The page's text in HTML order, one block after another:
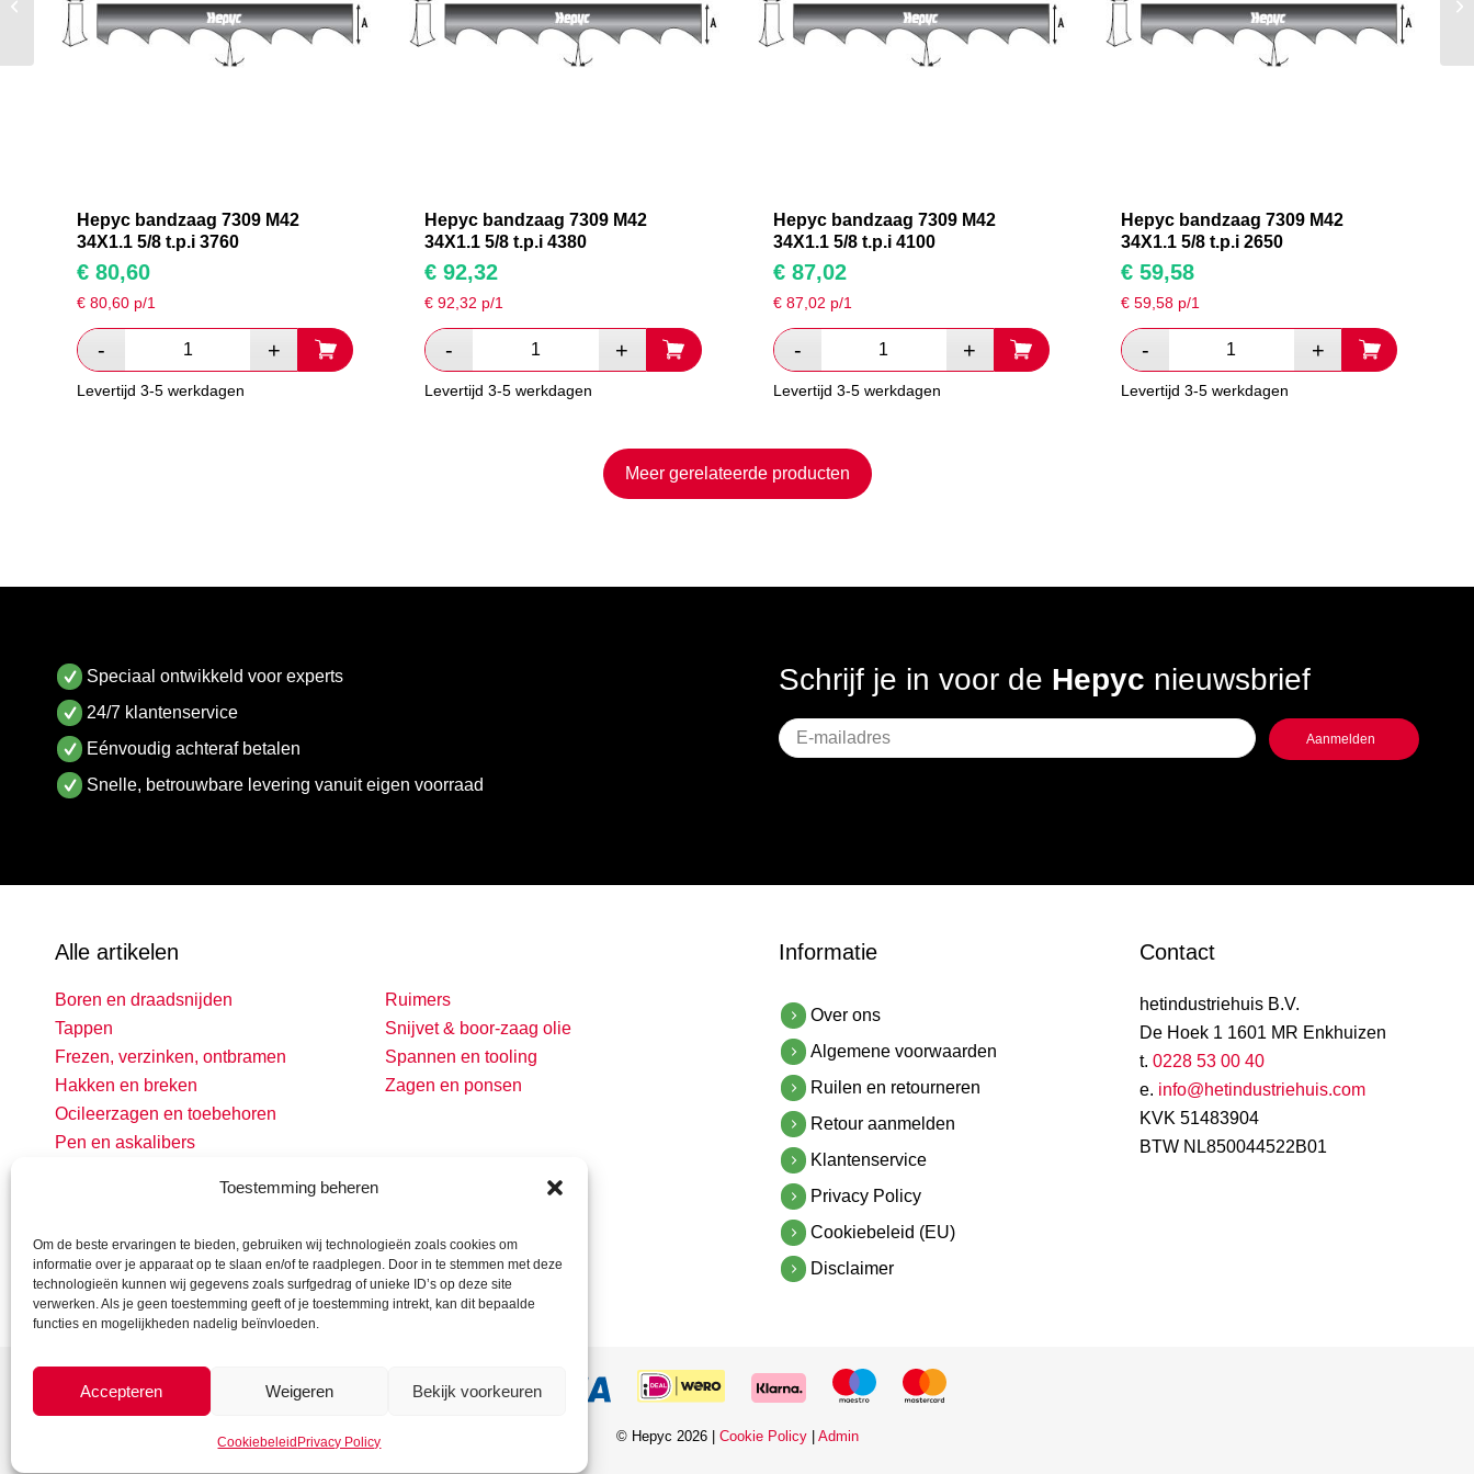
Toestemming beheren
Om de beste ervaringen te bieden, gebruiken wij technologieën zoals cookies om
informatie over je apparaat op te slaan en/of te raadplegen. Door in te stemmen met deze
technologieën kunnen wij gegevens zoals surfgedrag of unieke ID’s op deze site
verwerken. Als je geen toestemming geeft of je toestemming intrekt, kan dit bepaalde
functies en mogelijkheden nadelig beïnvloeden.
Accepteren Weigeren Bekijk voorkeuren
Cookiebeleid Privacy Policy
Hepyc bandzaag 7309 M42
34X1.1 5/8 t.p.i 3760
€ 80,60
€ 80,60 p/1
Levertijd 3-5 werkdagen
Hepyc bandzaag 7309 M42
34X1.1 5/8 t.p.i 4380
€ 92,32
€92,32 p/1
Levertijd 3-5 werkdagen
Hepyc bandzaag 7309 M42
34X1.1 5/8 t.p.i 4100
€87,02
€ 87,02 p/1
Levertijd 3-5 werkdagen
Hepyc bandzaag 7309 M42
34X1.1 5/8 t.p.i 2650
€59,58
€ 59,58p/1
Levertijd 3-5 werkdagen
Meer gerelateerde producten
Speciaal ontwikkeld voor experts
24/7 klantenservice
Eénvoudig achteraf betalen
Snelle, betrouwbare levering vanuit eigen voorraad
Schrijf je in voor de Hepyc nieuwsbrief
Geen
titel
Alle artikelen
Boren en draadsnijden
Tappen
Frezen, verzinken, ontbramen
Hakken en breken
Ocileerzagen en toebehoren
Pen en askalibers
Ruimers
Snijvet & boor-zaag olie
Spannen en tooling
Zagen en ponsen
Informatie
Over ons
Algemene voorwaarden
Ruilen en retourneren
Retour aanmelden
Klantenservice
Privacy Policy
Cookiebeleid (EU)
Disclaimer
Contact
hetindustriehuis B.V.
De Hoek 1 1601 MR Enkhuizen
t. 0228 53 00 40
e. info@hetindustriehuis.com
KVK 51483904
BTW NL850044522B01
© Hepyc 2026 | Cookie Policy| Admin
M42 34X1.1 5/8 t.p.i
5320